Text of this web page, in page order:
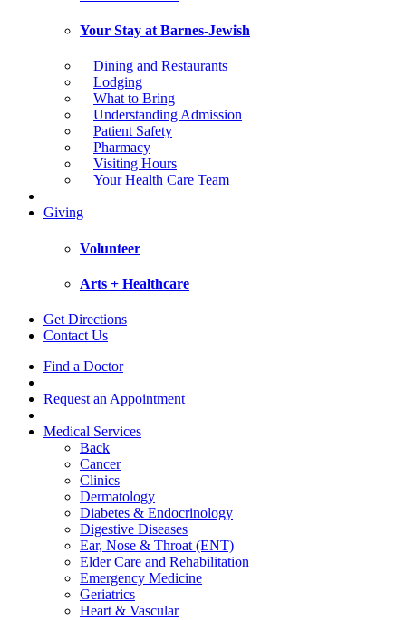
Your Stay at Barnes-Jewish
Dining and Restaurants
Lodging
What to Bring
Understanding Admission
Patient Safety
Pharmacy
Visiting Hours
Your Health Care Team
Giving
Volunteer
Arts + Healthcare
Get Directions
Contact Us
Find a Doctor
Request an Appointment
Medical Services
Back
Cancer
Clinics
Dermatology
Diabetes & Endocrinology
Digestive Diseases
Ear, Nose & Throat (ENT)
Elder Care and Rehabilitation
Emergency Medicine
Geriatrics
Heart & Vascular